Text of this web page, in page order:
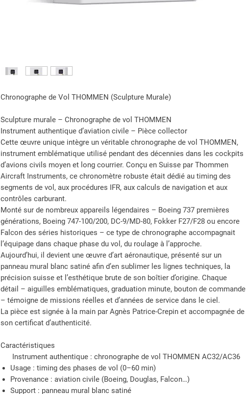
Chronographe de Vol THOMMEN (Sculpture Murale)
Sculpture murale – Chronographe de vol THOMMEN
Instrument authentique d’aviation civile – Pièce collector
Cette œuvre unique intègre un véritable chronographe de vol THOMMEN,
instrument emblématique utilisé pendant des décennies dans les cockpits
d’avions civils moyen et long courrier. Conçu en Suisse par Thommen
Aircraft Instruments, ce chronomètre robuste était dédié au timing des
segments de vol, aux procédures IFR, aux calculs de navigation et aux
contrôles carburant.
Monté sur de nombreux appareils légendaires – Boeing 737 premières
générations, Boeing 747-100/200, DC-9/MD-80, Fokker F27/F28 ou encore
Falcon des séries historiques – ce type de chronographe accompagnait
l’équipage dans chaque phase du vol, du roulage à l’approche.
Aujourd’hui, il devient une œuvre d’art aéronautique, présenté sur un
panneau mural blanc satiné afin d’en sublimer les lignes techniques, la
précision suisse et l’esthétique brute de son boîtier d’origine. Chaque
détail – aiguilles emblématiques, graduation minute, bouton de commande
– témoigne de missions réelles et d’années de service dans le ciel.
La pièce est signée à la main par Agnès Patrice-Crepin et accompagnée de
son certificat d’authenticité.
Caractéristiques
Instrument authentique : chronographe de vol THOMMEN AC32/AC36
Usage : timing des phases de vol (0–60 min)
Provenance : aviation civile (Boeing, Douglas, Falcon…)
Support : panneau mural blanc satiné